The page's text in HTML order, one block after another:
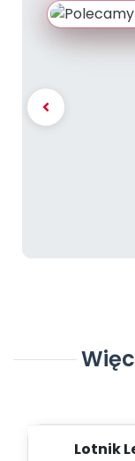
Lotnik